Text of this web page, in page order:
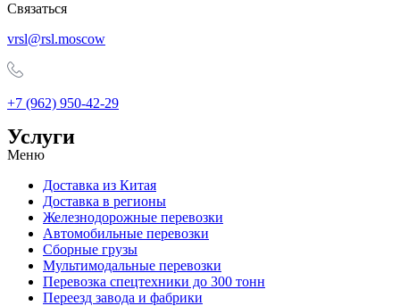
Связаться
vrsl@rsl.moscow
+7 (962) 950-42-29
Услуги
Меню
Доставка из Китая
Доставка в регионы
Железнодорожные перевозки
Автомобильные перевозки
Сборные грузы
Мультимодальные перевозки
Перевозка спецтехники до 300 тонн
Переезд завода и фабрики